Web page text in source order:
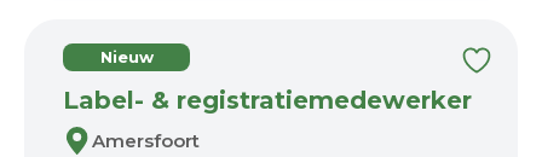
Nieuw
Label- & registratiemedewerker
Amersfoort